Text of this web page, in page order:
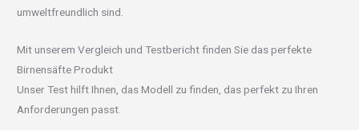
umweltfreundlich sind.
Mit unserem Vergleich und Testbericht finden Sie das perfekte
Birnensäfte Produkt
Unser Test hilft Ihnen, das Modell zu finden, das perfekt zu Ihren
Anforderungen passt.